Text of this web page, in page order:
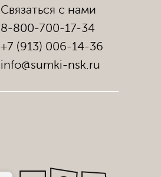
Связаться с нами
8-800-700-17-34
+7 (913) 006-14-36
info@sumki-nsk.ru